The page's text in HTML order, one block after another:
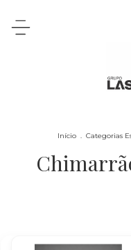
Início . Categorias